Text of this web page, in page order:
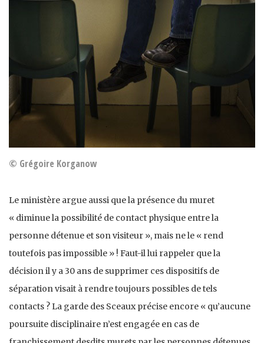
© Grégoire Korganow
Le ministère argue aussi que la présence du muret
« diminue la possibilité de contact physique entre la
personne détenue et son visiteur », mais ne le « rend
toutefois pas impossible » ! Faut-il lui rappeler que la
décision il y a 30 ans de supprimer ces dispositifs de
séparation visait à rendre toujours possibles de tels
contacts ? La garde des Sceaux précise encore « qu’aucune
poursuite disciplinaire n’est engagée en cas de